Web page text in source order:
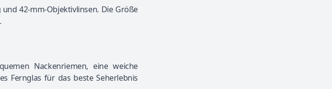
42-mm-Objektivlinsen. Die Größe
Nackenriemen, eine weiche
Fernglas für das beste Seherlebnis